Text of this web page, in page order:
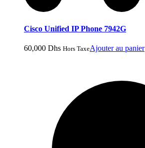
Cisco Unified IP Phone 7942G
60,000 Dhs Hors TaxeAjouter au panier